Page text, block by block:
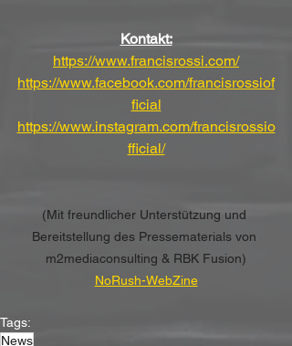
Kontakt:
https://www.francisrossi.com/
https://www.facebook.com/francisrossiof
ficial
https://www.instagram.com/francisrossio
fficial/
(Mit freundlicher Unterstützung und
Bereitstellung des Pressematerials von
m2mediaconsulting & RBK Fusion)
NoRush-WebZine
Tags:
News